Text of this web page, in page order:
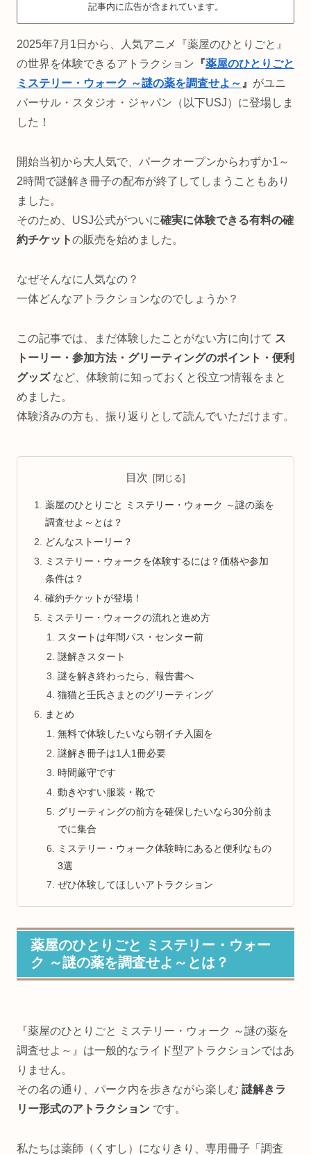
記事内に広告が含まれています。
2025年7月1日から、人気アニメ『薬屋のひとりごと』
の世界を体験できるアトラクション 『薬屋のひとりごと
ミステリー・ウォーク ～謎の薬を調査せよ～ 』 がユニ
バーサル・スタジオ・ジャパン（以下USJ）に登場しま
した！
開始当初から大人気で、パークオープンからわずか1～
2時間で謎解き冊子の配布が終了してしまうこともあり
ました。
そのため、USJ公式がついに確実に体験できる有料の確
約チケットの販売を始めました。
なぜそんなに人気なの？
一体どんなアトラクションなのでしょうか？
この記事では、まだ体験したことがない方に向けて ス
トーリー・参加方法・グリーティングのポイント・便利
グッズなど、体験前に知っておくと役立つ情報をまと
めました。
体験済みの方も、振り返りとして読んでいただけます。
目次
薬屋のひとりごと ミステリー・ウォーク ～謎の薬を
調査せよ～とは？
どんなストーリー？
ミステリー・ウォークを体験するには？価格や参加
条件は？
確約チケットが登場！
ミステリー・ウォークの流れと進め方
スタートは年間パス・センター前
謎解きスタート
謎を解き終わったら、報告書へ
猫猫と壬氏さまとのグリーティング
まとめ
無料で体験したいなら朝イチ入園を
謎解き冊子は1人1冊必要
時間厳守です
動きやすい服装・靴で
グリーティングの前方を確保したいなら30分前ま
でに集合
ミステリー・ウォーク体験時にあると便利なもの
3選
ぜひ体験してほしいアトラクション
薬屋のひとりごと ミステリー・ウォー
ク ～謎の薬を調査せよ～とは？
『薬屋のひとりごと ミステリー・ウォーク ～謎の薬を
調査せよ～』は一般的なライド型アトラクションではあ
りません。
その名の通り、パーク内を歩きながら楽しむ 謎解きラ
リー形式のアトラクション です。
私たちは薬師（くすし）になりきり、専用冊子「調査